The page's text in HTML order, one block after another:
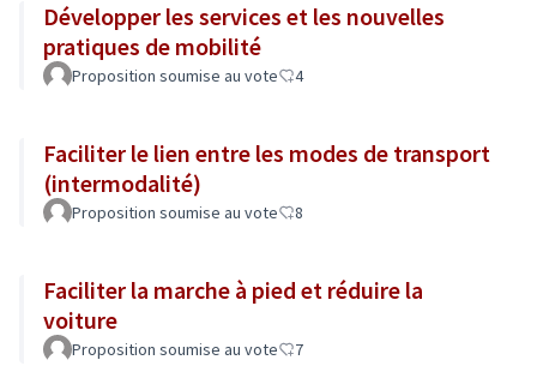
Développer les services et les nouvelles
pratiques de mobilité
Proposition soumise au vote 4
Faciliter le lien entre les modes de transport
(intermodalité)
Proposition soumise au vote 8
Faciliter la marche à pied et réduire la
voiture
Proposition soumise au vote 7